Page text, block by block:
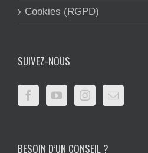
Cookies (RGPD)
SUIVEZ-NOUS
BESOIN D’UN CONSEIL ?